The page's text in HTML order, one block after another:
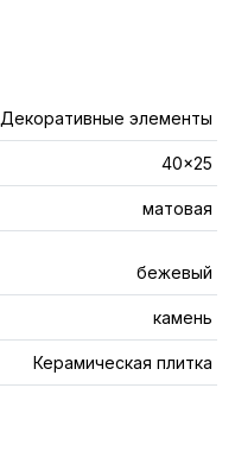
Декоративные элементы
40x25
матовая
бежевый
камень
Керамическая плитка